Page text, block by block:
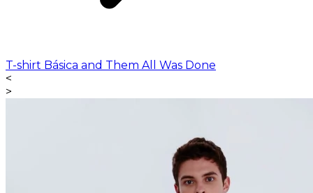
T-shirt Básica and Them All Was Done
<
>